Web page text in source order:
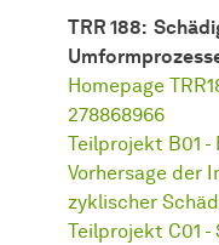
TRR 188:
Homepage
278868966
Teilprojekt B01
Vorhersage der
zyklischer
Teilprojekt C01